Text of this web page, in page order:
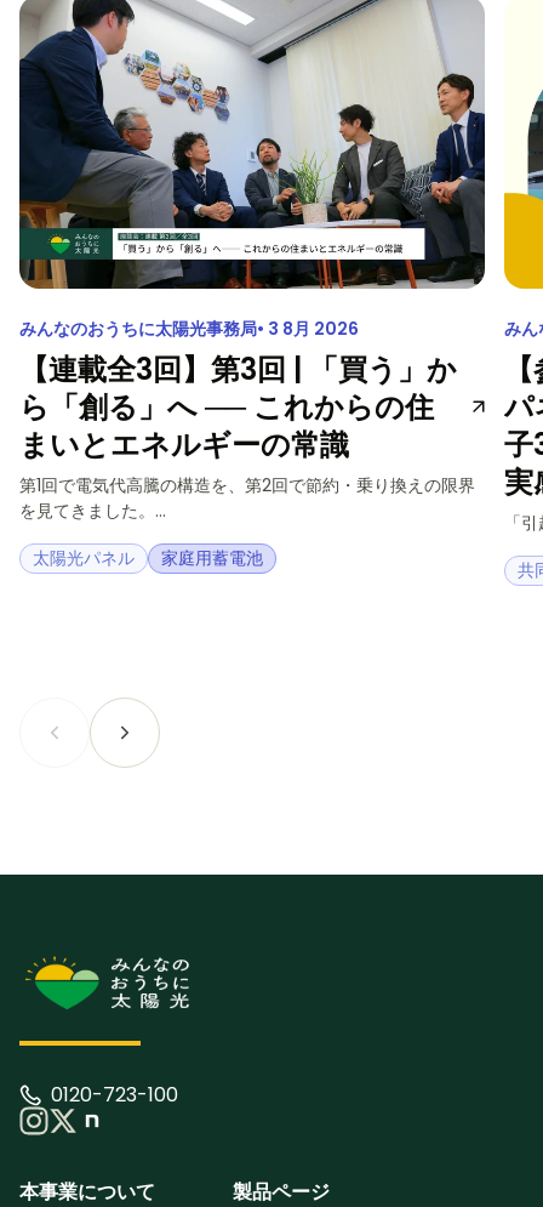
みんなのおうちに太陽光事務局 3 8月 2026
【連載全3回】第3回 | 「買う」か
ら「創る」へ ── これからの住
まいとエネルギーの常識
第1回で電気代高騰の構造を、第2回で節約・乗り換えの限界
を見てきました。...
太陽光パネル
家庭用蓄電池
みん
パ
子
実
「
共
0120-723-100
本事業について 製品ページ